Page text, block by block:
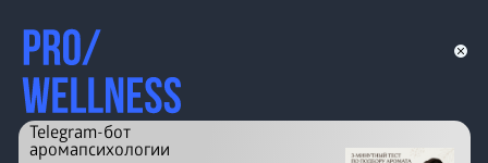
Telegram-бот
аромапсихологии